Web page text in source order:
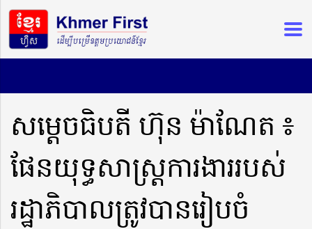
សម្តេចធិបតី ហ៊ុន ម៉ាណែត ៖
ផែនយុទ្ធសាស្ត្រការងាររបស់
រដ្ឋាភិបាលត្រូវបានរៀបចំ